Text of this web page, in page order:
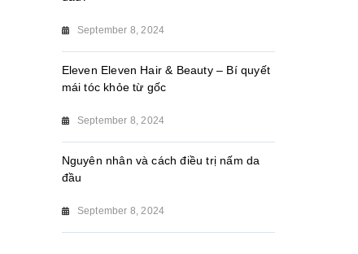
September 8, 2024
Eleven Eleven Hair & Beauty – Bí quyết
mái tóc khỏe từ gốc
September 8, 2024
Nguyên nhân và cách điều trị nấm da
đầu
September 8, 2024